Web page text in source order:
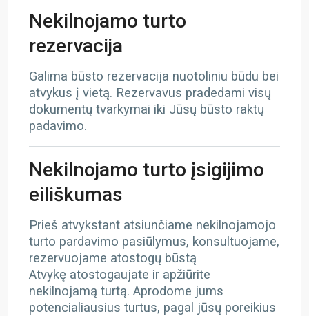
Nekilnojamo turto
rezervacija
Galima būsto rezervacija nuotoliniu būdu bei
atvykus į vietą. Rezervavus pradedami visų
dokumentų tvarkymai iki Jūsų būsto raktų
padavimo.
Nekilnojamo turto įsigijimo
eiliškumas
Prieš atvykstant atsiunčiame nekilnojamojo
turto pardavimo pasiūlymus, konsultuojame,
rezervuojame atostogų būstą
Atvykę atostogaujate ir apžiūrite
nekilnojamą turtą. Aprodome jums
potencialiausius turtus, pagal jūsų poreikius